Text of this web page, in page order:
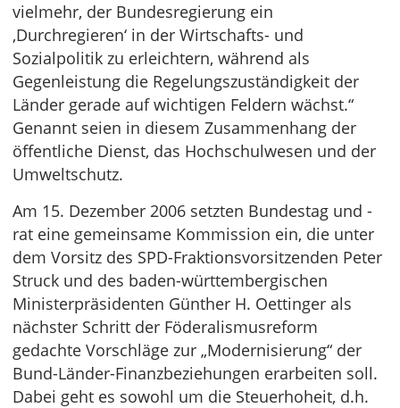
vielmehr, der Bundesregierung ein
‚Durchregieren‘ in der Wirtschafts- und
Sozialpolitik zu erleichtern, während als
Gegenleistung die Regelungszuständigkeit der
Länder gerade auf wichtigen Feldern wächst.“
Genannt seien in diesem Zusammenhang der
öffentliche Dienst, das Hochschulwesen und der
Umweltschutz.
Am 15. Dezember 2006 setzten Bundestag und -
rat eine gemeinsame Kommission ein, die unter
dem Vorsitz des SPD-Fraktionsvorsitzenden Peter
Struck und des baden-württembergischen
Ministerpräsidenten Günther H. Oettinger als
nächster Schritt der Föderalismusreform
gedachte Vorschläge zur „Modernisierung“ der
Bund-Länder-Finanzbeziehungen erarbeiten soll.
Dabei geht es sowohl um die Steuerhoheit, d.h.